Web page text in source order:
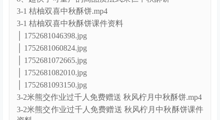
3-1 桔柚双喜中秋酥饼课件资料
│ 1752681046398.jpg
│ 1752681060824.jpg
│ 1752681072665.jpg
│ 1752681082010.jpg
│ 1752681093150.jpg
3-2米熊交作业过千人免费赠送 秋风柠月中秋酥饼.mp4
3-2米熊交作业过千人免费赠送 秋风柠月中秋酥饼课件
资料
│ 1752681134936.jpg